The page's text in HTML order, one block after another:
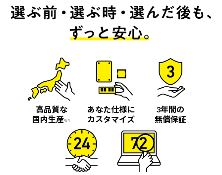
AIおすすめパソコン
高品質な
国内生産※1
あなた仕様に
カスタマイズ
3年間の
無償保証